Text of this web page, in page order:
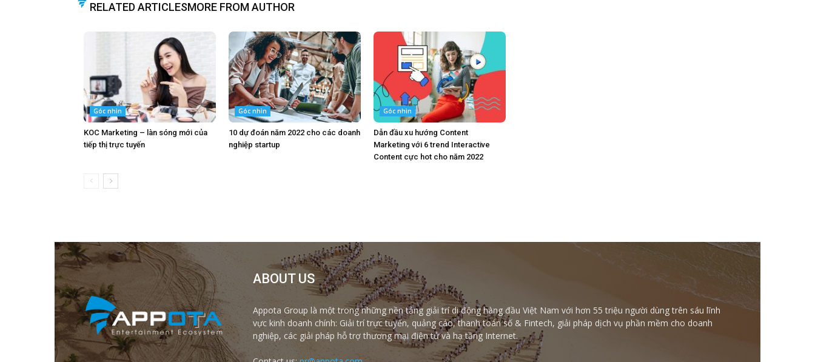
RELATED ARTICLESMORE FROM AUTHOR
Góc nhìn
KOC Marketing – làn sóng mới của
tiếp thị trực tuyến
Góc nhìn
10 dự đoán năm 2022 cho các doanh
nghiệp startup
Góc nhìn
Dẫn đầu xu hướng Content
Marketing với 6 trend Interactive
Content cực hot cho năm 2022
ABOUT US
Appota Group là một trong những nền tảng giải trí di động hàng đầu Việt Nam với hơn 55 triệu người dùng trên sáu lĩnh
vực kinh doanh chính: Giải trí trực tuyến, quảng cáo, thanh toán số & Fintech, giải pháp dịch vụ phần mềm cho doanh
nghiệp, các giải pháp hỗ trợ thương mại điện tử và hạ tầng Internet.